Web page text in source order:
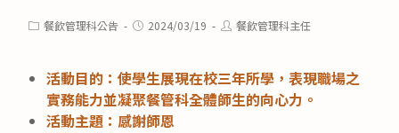
Post餐飲管理科公告
Post2024/03/19
Post餐飲管理科主任
活動目的：使學生展現在校三年所學，表現職場之
實務能力並凝聚餐管科全體師生的向心力。
活動主題：感謝師恩